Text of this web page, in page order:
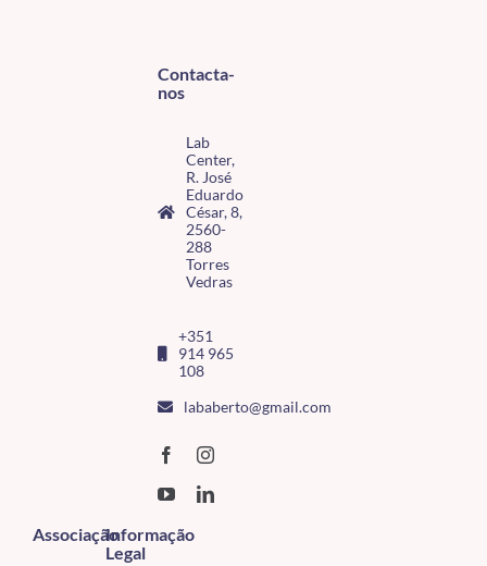
Contacta-
nos
Lab
Center,
R. José
Eduardo
César, 8,
2560-
288
Torres
Vedras
+351
914 965
108
lababerto@gmail.com
AssociaçãoInformação
Legal